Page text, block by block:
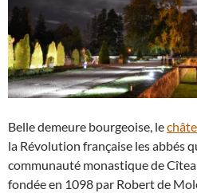
Belle demeure bourgeoise, le
la Révolution française les abbés
communauté monastique de
fondée en 1098 par Robert de